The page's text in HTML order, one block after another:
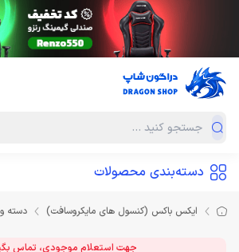
دسته‌بندی محصولات
ایکس باکس (کنسول های مایکروسافت) دسته
جهت استعلام موجودی، تماس